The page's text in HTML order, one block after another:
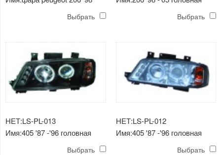
Выбрать Выбрать
НЕТ:LS-PL-013
Имя:405 '87 -'96 головная
Выбрать
НЕТ:LS-PL-012
Имя:405 '87 -'96 головная
Выбрать